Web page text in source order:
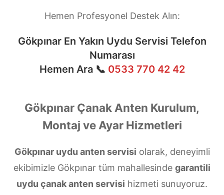
Hemen Profesyonel Destek Alın:
Gökpınar En Yakın Uydu Servisi Telefon
Numarası
Hemen Ara 📞 0533 770 42 42
Gökpınar Çanak Anten Kurulum,
Montaj ve Ayar Hizmetleri
Gökpınar uydu anten servisi olarak, deneyimli
ekibimizle Gökpınar tüm mahallesinde garantili
uydu çanak anten servisi hizmeti sunuyoruz.